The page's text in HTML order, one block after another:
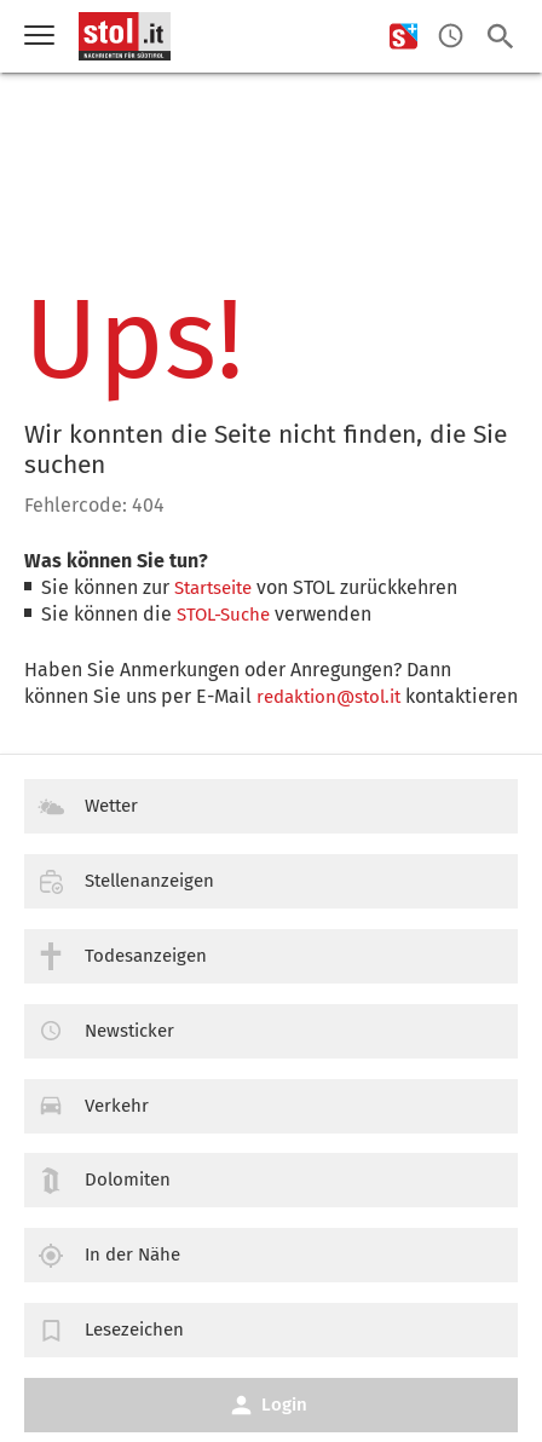
Ups!
Wir konnten die Seite nicht finden, die Sie
suchen
Fehlercode: 404
Was können Sie tun?
Sie können zurStartseite von STOL zurückkehren
Sie können dieSTOL-Suche verwenden
Haben Sie Anmerkungen oder Anregungen? Dann
können Sie uns per E-Mail redaktion@stol.itkontaktieren
Wetter
Stellenanzeigen
Todesanzeigen
Newsticker
Verkehr
Dolomiten
In der Nähe
Lesezeichen
Login